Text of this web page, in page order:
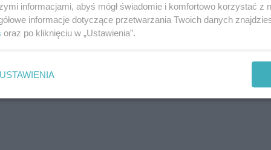
obszar służący wypoczynkowi, sportowi i rekreacji.
informacjami, abyś mógł świadomie i komfortowo korzystać z
informacje dotyczące przetwarzania Twoich danych
oraz po kliknięciu w „Ustawienia”.
USTAWIENIA